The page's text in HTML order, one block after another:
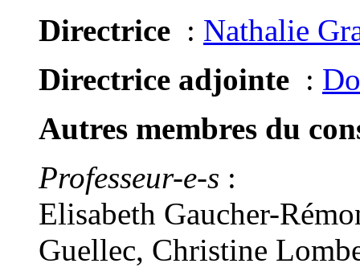
Directrice : Nathalie
Directrice adjointe :
Autres membres du
Professeur-e-s :
Elisabeth Gaucher-
Guellec, Christine